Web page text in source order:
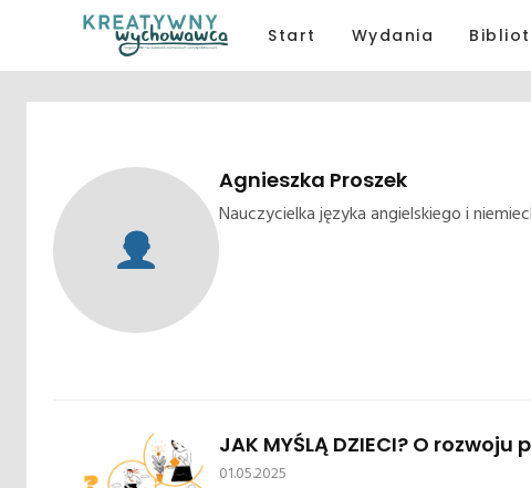
Start Wydania
Agnieszka Proszek
Nauczycielka języka angielskiego i
JAK MYŚLĄ DZIECI? O
01.05.2025